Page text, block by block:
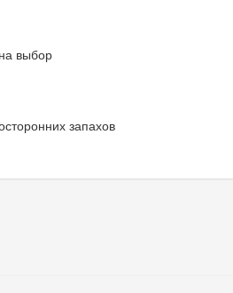
выбор
запахов